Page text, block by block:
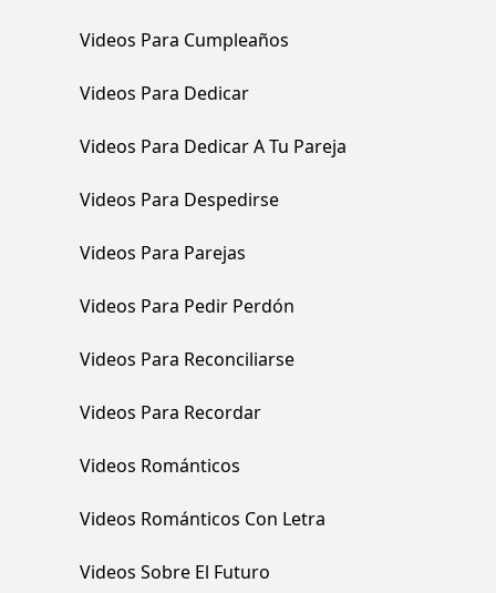
Videos Para Cumpleaños
Videos Para Dedicar
Videos Para Dedicar A Tu Pareja
Videos Para Despedirse
Videos Para Parejas
Videos Para Pedir Perdón
Videos Para Reconciliarse
Videos Para Recordar
Videos Románticos
Videos Románticos Con Letra
Videos Sobre El Futuro